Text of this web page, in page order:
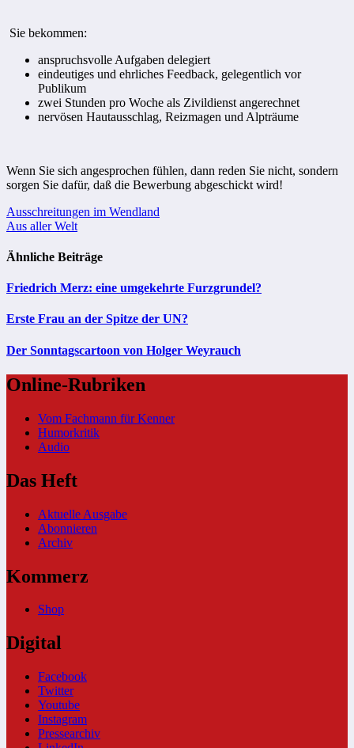
Sie bekommen:
anspruchsvolle Aufgaben delegiert
eindeutiges und ehrliches Feedback, gelegentlich vor
Publikum
zwei Stunden pro Woche als Zivildienst angerechnet
nervösen Hautausschlag, Reizmagen und Alpträume
Wenn Sie sich angesprochen fühlen, dann reden Sie nicht, sondern
sorgen Sie dafür, daß die Bewerbung abgeschickt wird!
Beitragsnavigation
Ausschreitungen im Wendland
Aus aller Welt
Ähnliche Beiträge
Friedrich Merz: eine umgekehrte Furzgrundel?
Erste Frau an der Spitze der UN?
Der Sonntagscartoon von Holger Weyrauch
Online-Rubriken
Vom Fachmann für Kenner
Humorkritik
Audio
Das Heft
Aktuelle Ausgabe
Abonnieren
Archiv
Kommerz
Shop
Digital
Facebook
Twitter
Youtube
Instagram
Pressearchiv